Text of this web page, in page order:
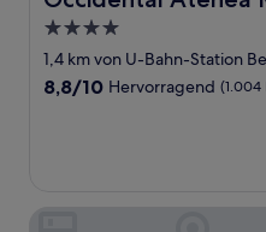
4.0-
Sterne-
Unterkunft
1,4 km von U-Bahn-Station
8.8
8,8/10 Hervorragend (1.004